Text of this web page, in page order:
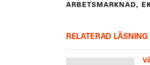
ARBETSMARKNAD,
RELATERAD LÄSNING